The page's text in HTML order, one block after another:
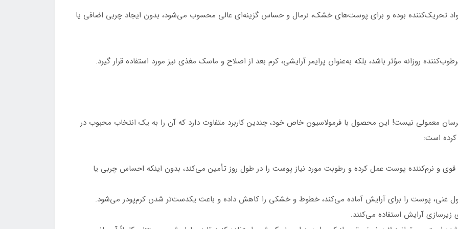
تحریک‌کننده بوده و برای پوست‌های خشک، نرمال و حساس گزینه‌ای عالی محسوب می‌شود، بدون ایجاد چربی اضافی یا
روزانه مؤثر باشد، بلکه به‌عنوان پرایمر آرایشی، کرم بعد از اصلاح و ماسک مغذی نیز مورد استفاده قرار گیرد.
معمولی نیست! این محصول با فرمولاسیون خاص خود، چندین کاربرد متفاوت دارد که آن را به یک انتخاب محبوب در
است:
قوی و نرم‌کننده پوست عمل کرده و رطوبت مورد نیاز پوست را در طول روز تأمین می‌کند، بدون اینکه احساس چربی یا
غنی، پوست را برای آرایش آماده می‌کند، خطوط و خشکی را کاهش داده و باعث یکدست‌تر شدن کرم‌پودر می‌شود.
آرایش استفاده می‌کنند.